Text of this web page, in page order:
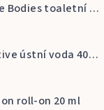
adidas Active Bodies toaletní voda pánská 100 ml
ELMEX Sensitive ústní voda 400 ml
roll-on 20 ml